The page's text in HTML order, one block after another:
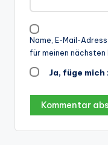
Name, E-Mail-
für meinen nächsten
Ja, füge